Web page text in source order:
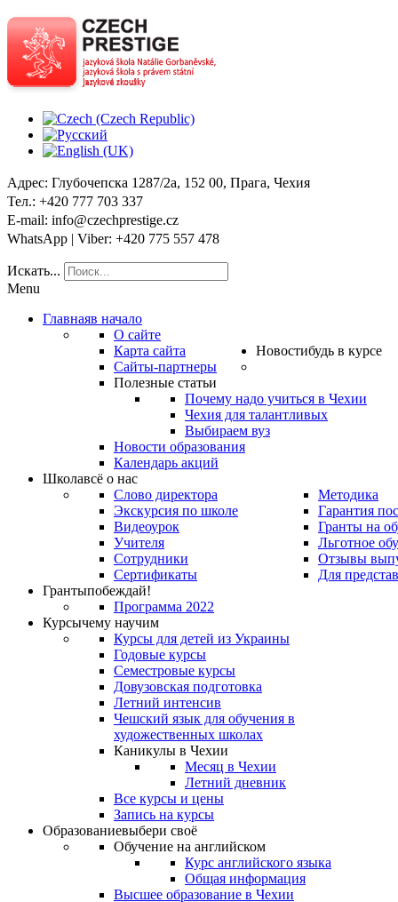
Адрес: Глубочепска 1287/2a, 152 00, Прага, Чехия
Тел.: +420 777 703 337
E-mail: info@czechprestige.cz
WhatsApp | Viber: +420 775 557 478
Искать...
Menu
Главнаяв начало
О сайте
Карта сайта
Сайты-партнеры
Новостибудь в курсе
Полезные статьи
Почему надо учиться в Чехии
Чехия для талантливых
Выбираем вуз
Новости образования
Календарь акций
Школавсё о нас
Слово директора
Экскурсия по школе
Видеоурок
Учителя
Сотрудники
Сертификаты
Методика
Гарантия
Гранты на
Льготное
Отзывы
Для
Грантыпобеждай!
Программа 2022
Курсычему научим
Курсы для детей из Украины
Годовые курсы
Семестровые курсы
Довузовская подготовка
Летний интенсив
Чешский язык для обучения в
художественных школах
Каникулы в Чехии
Месяц в Чехии
Летний дневник
Все курсы и цены
Запись на курсы
Образованиевыбери своё
Обучение на английском
Курс английского языка
Общая информация
Высшее образование в Чехии